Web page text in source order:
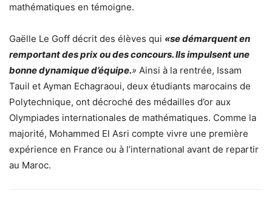
mathématiques en témoigne.
Gaëlle Le Goff décrit des élèves qui «se démarquent en
remportant des prix ou des concours. Ils impulsent une
bonne dynamique d’équipe.» Ainsi à la rentrée, Issam
Tauil et Ayman Echagraoui, deux étudiants marocains de
Polytechnique, ont décroché des médailles d’or aux
Olympiades internationales de mathématiques. Comme la
majorité, Mohammed El Asri compte vivre une première
expérience en France ou à l’international avant de repartir
au Maroc.